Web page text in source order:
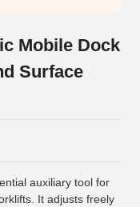
Mobile Dock
Surface
auxiliary tool for
It adjusts freely